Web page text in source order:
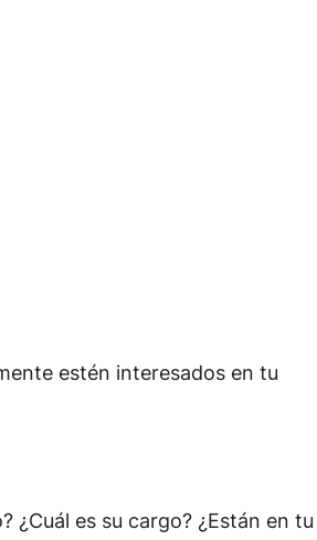
estén interesados en tu
¿Cuál es su cargo? ¿Están en tu